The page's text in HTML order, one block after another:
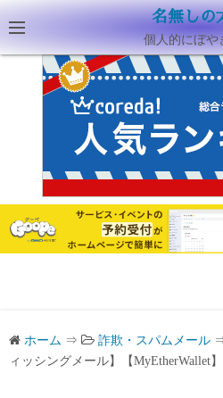
名無しの
個人的にぼや
ホーム ⇒ 詐欺・スパムメール
ィッシングメール】【MyEtherWallet